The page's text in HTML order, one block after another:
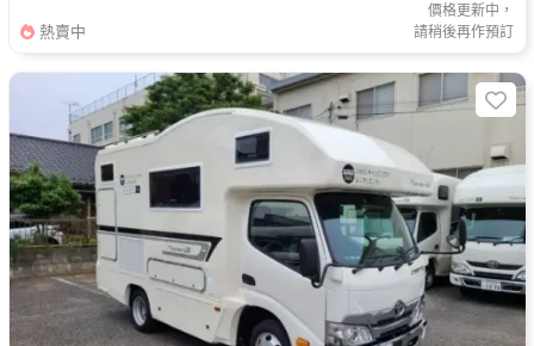
熱賣中
價格更新中，
請稍後再作預訂